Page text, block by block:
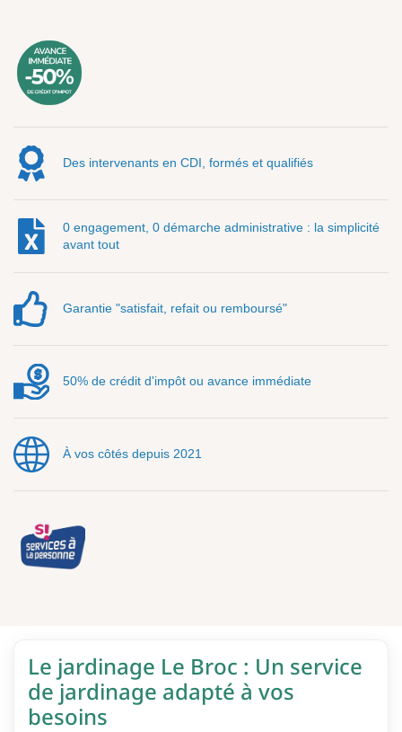
Des intervenants en CDI, formés et qualifiés
0 engagement, 0 démarche administrative : la simplicité
avant tout
Garantie "satisfait, refait ou remboursé"
50% de crédit d'impôt ou avance immédiate
À vos côtés depuis 2021
Le jardinage Le Broc : Un service
de jardinage adapté à vos
besoins